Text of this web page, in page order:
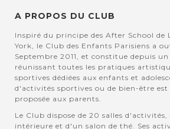
A PROPOS DU CLUB
Inspiré du principe des After School de
York, le Club des Enfants Parisiens a
Septembre 2011, et constitue depuis
réunissant toutes les pratiques
sportives dédiées aux enfants et
d'activités sportives ou de bien-être est
proposée aux parents.
Le Club dispose de 20 salles
intérieure et d'un salon de thé. Ses